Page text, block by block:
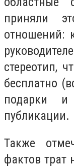
приняли
отношений:
стереотип,
бесплатно
подарки
публикации.
Также
фактов